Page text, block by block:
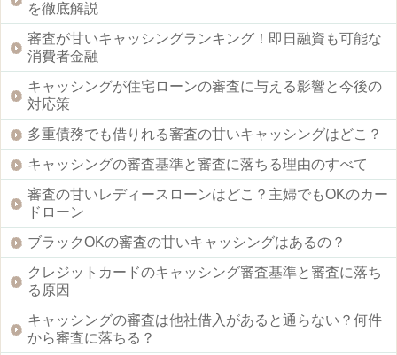
を徹底解説
審査が甘いキャッシングランキング！即日融資も可能な
消費者金融
キャッシングが住宅ローンの審査に与える影響と今後の
対応策
多重債務でも借りれる審査の甘いキャッシングはどこ？
キャッシングの審査基準と審査に落ちる理由のすべて
審査の甘いレディースローンはどこ？主婦でもOKのカー
ドローン
ブラックOKの審査の甘いキャッシングはあるの？
クレジットカードのキャッシング審査基準と審査に落ち
る原因
キャッシングの審査は他社借入があると通らない？何件
から審査に落ちる？